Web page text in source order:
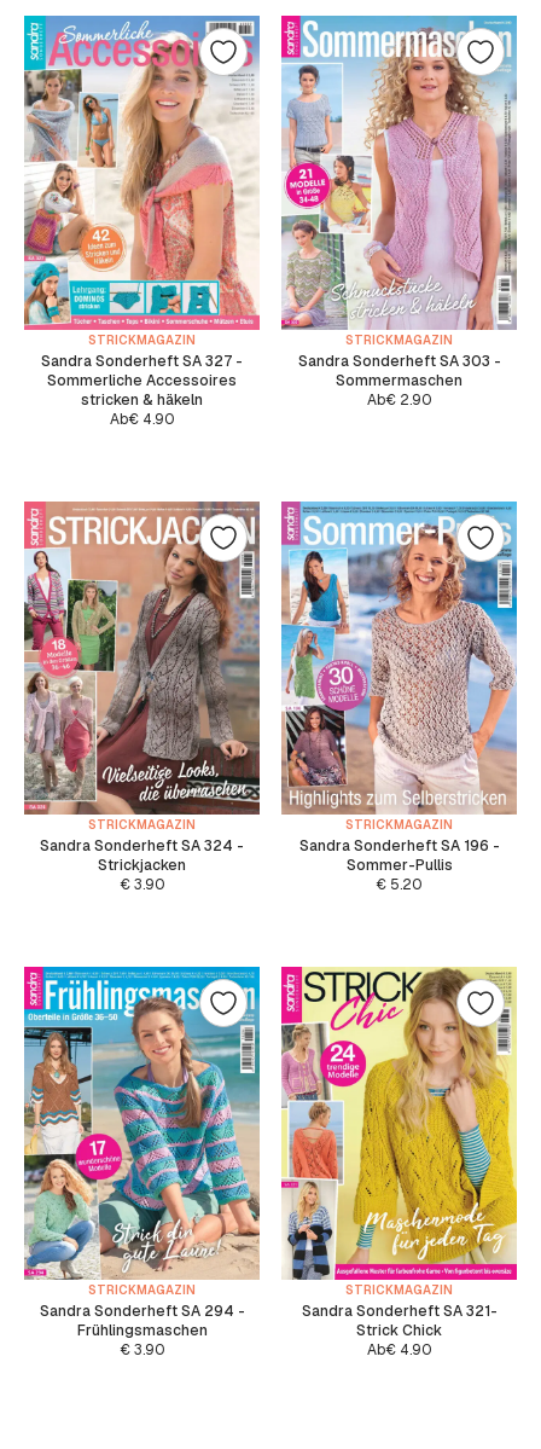
STRICKMAGAZIN
Sandra Sonderheft SA 327 -
Sommerliche Accessoires
stricken & häkeln
Ab€4.90
STRICKMAGAZIN
Sandra Sonderheft SA 303 -
Sommermaschen
Ab€2.90
STRICKMAGAZIN
Sandra Sonderheft SA 324 -
Strickjacken
€3.90
STRICKMAGAZIN
Sandra Sonderheft SA 196 -
Sommer-Pullis
€ 5.20
STRICKMAGAZIN
Sandra Sonderheft SA 294 -
Frühlingsmaschen
€3.90
STRICKMAGAZIN
Sandra Sonderheft SA 321-
Strick Chick
Ab€4.90